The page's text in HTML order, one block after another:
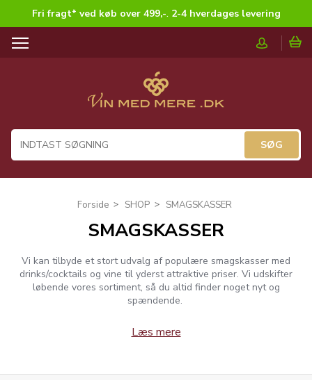
Fri fragt* ved køb over 499,-. 2-4 hverdages levering
T
a
i
o
n
Forside SHOP SMAGSKASSER
SMAGSKASSER
Vi kan tilbyde et stort udvalg af populære smagskasser med
drinks/cocktails og vine til yderst attraktive priser. Vi udskifter
løbende vores sortiment, så du altid finder noget nyt og
spændende.
Læs mere